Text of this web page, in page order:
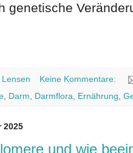
genetische
Keine Kommentare:
Darm Darmflora Ernährung
2025
und wie